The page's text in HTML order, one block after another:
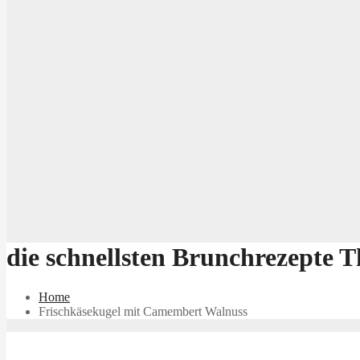
die schnellsten Brunchrezepte
Home
Frischkäsekugel mit Camembert Walnuss